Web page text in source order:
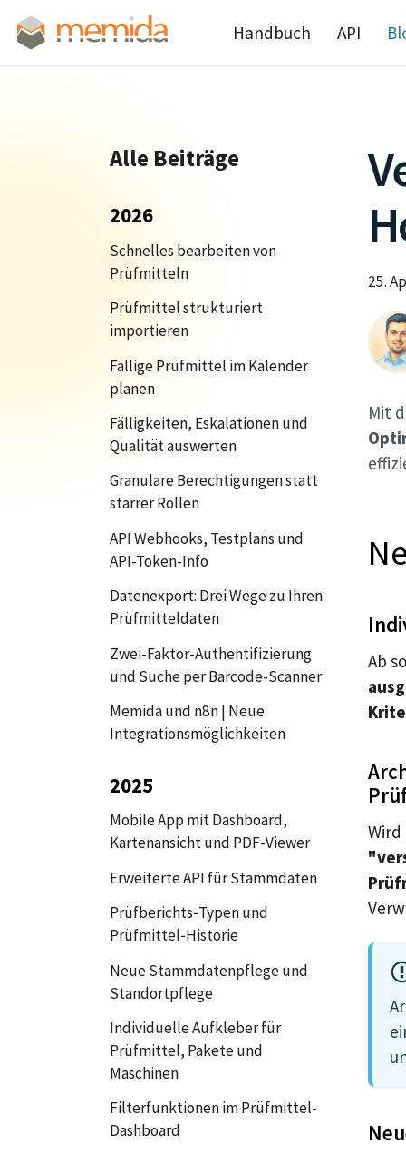
Handbuch API
Alle Beiträge
2026
Schnelles bearbeiten von
Prüfmitteln
Prüfmittel strukturiert
importieren
Fällige Prüfmittel im Kalender
planen
Fälligkeiten, Eskalationen und
Qualität auswerten
Granulare Berechtigungen statt
starrer Rollen
API Webhooks, Testplans und
API-Token-Info
Datenexport: Drei Wege zu Ihren
Prüfmitteldaten
Zwei-Faktor-Authentifizierung
und Suche per Barcode-Scanner
Memida und n8n | Neue
Integrationsmöglichkeiten
2025
Mobile App mit Dashboard,
Kartenansicht und PDF-Viewer
Erweiterte API für Stammdaten
Prüfberichts‑Typen und
Prüfmittel‑Historie
Neue Stammdatenpflege und
Standortpflege
Individuelle Aufkleber für
Prüfmittel, Pakete und
Maschinen
Filterfunktionen im Prüfmittel-
Dashboard
25.
Mit
Ab